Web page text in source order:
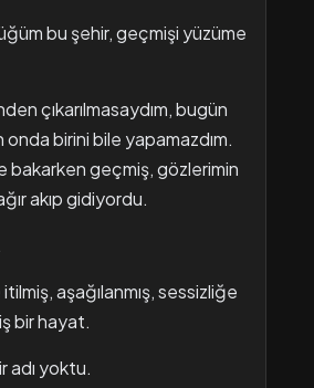
bu şehir, geçmişi yüzüme
çıkarılmasaydım, bugün
onda birini bile yapamazdım.
bakarken geçmiş, gözlerimin
akıp gidiyordu.
aşağılanmış, sessizliğe
bir hayat.
adı yoktu.